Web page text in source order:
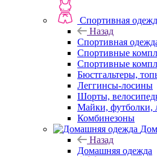
Спортивная
Назад
Спортивная
Спортивные
Спортивные
Бюстгальтеры,
Леггинсы-лосины
Шорты,
Майки, футболки,
Комбинезоны
Назад
Домашняя одежда